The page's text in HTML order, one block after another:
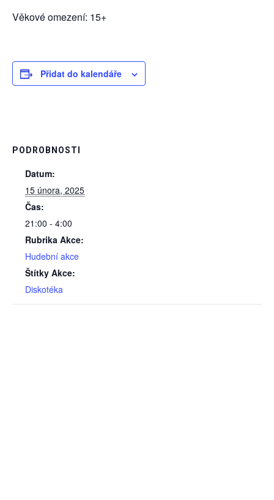
Věkové omezení: 15+
Přidat do kalendáře
PODROBNOSTI
Datum:
15 února, 2025
Čas:
21:00 - 4:00
Rubrika Akce:
Hudební akce
Štítky Akce:
Diskotéka